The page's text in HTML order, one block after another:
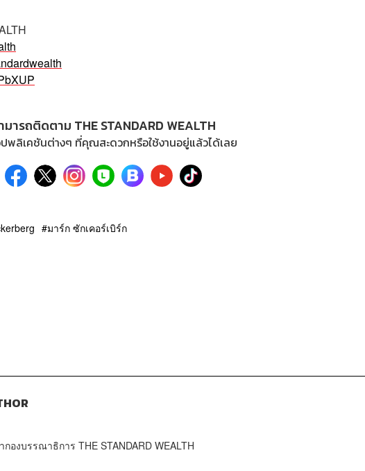
มารถติดตาม THE STANDARD WEALTH
พลิเคชันต่างๆ ที่คุณสะดวกหรือใช้งานอยู่แล้วได้เลย
มาร์ก ซักเคอร์เบิร์ก
องบรรณาธิการ ​​THE STANDARD WEALTH